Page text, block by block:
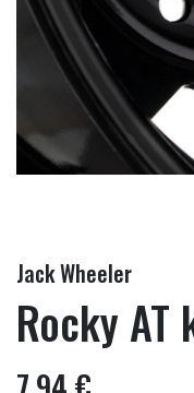
Jack Wheeler
Rocky AT